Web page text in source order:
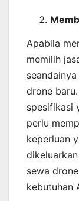
Apabila
memilih
drone
spesifikasi
perlu
keperluan
sewa
kebutuhan